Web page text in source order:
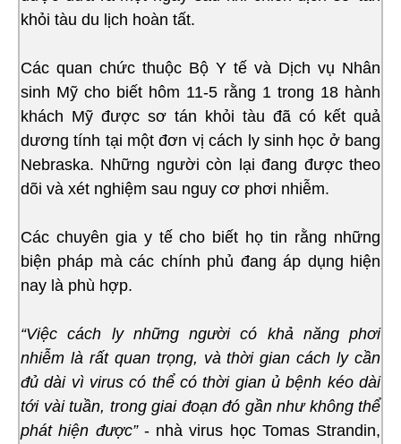
khỏi tàu du lịch hoàn tất.
Các quan chức thuộc Bộ Y tế và Dịch vụ Nhân
sinh Mỹ cho biết hôm 11-5 rằng 1 trong 18 hành
khách Mỹ được sơ tán khỏi tàu đã có kết quả
dương tính tại một đơn vị cách ly sinh học ở bang
Nebraska. Những người còn lại đang được theo
dõi và xét nghiệm sau nguy cơ phơi nhiễm.
Các chuyên gia y tế cho biết họ tin rằng những
biện pháp mà các chính phủ đang áp dụng hiện
nay là phù hợp.
“Việc cách ly những người có khả năng phơi
nhiễm là rất quan trọng, và thời gian cách ly cần
đủ dài vì virus có thể có thời gian ủ bệnh kéo dài
tới vài tuần, trong giai đoạn đó gần như không thể
phát hiện được”- nhà virus học Tomas Strandin,